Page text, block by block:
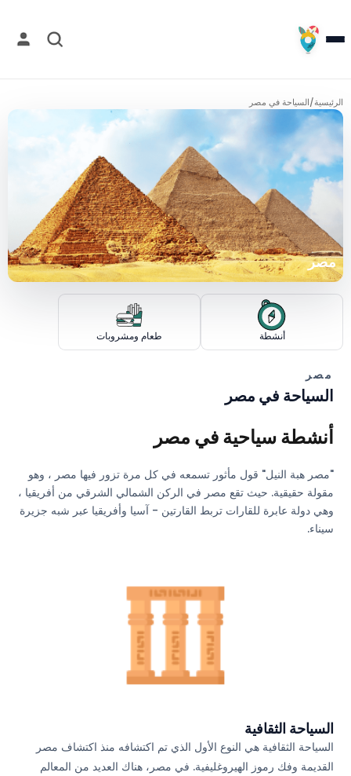
الرئيسية/السياحة في مصر
مصر
أنشطة طعام ومشروبات
مصر
السياحة في مصر
أنشطة سياحية في مصر
"مصر هبة النيل" قول مأثور تسمعه في كل مرة تزور فيها مصر ، وهو
مقولة حقيقية. حيث تقع مصر في الركن الشمالي الشرقي من أفريقيا ،
وهي دولة عابرة للقارات تربط القارتين - آسيا وأفريقيا عبر شبه جزيرة
سيناء.
السياحة الثقافية
السياحة الثقافية هي النوع الأول الذي تم اكتشافه منذ اكتشاف مصر
القديمة وفك رموز الهيروغليفية. في مصر، هناك العديد من المعالم